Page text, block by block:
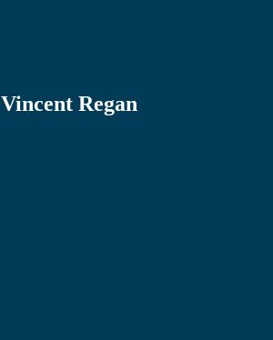
Vincent Regan